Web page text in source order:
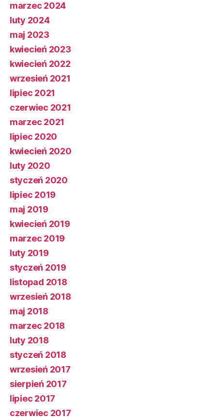
marzec 2024
luty 2024
maj 2023
kwiecień 2023
kwiecień 2022
wrzesień 2021
lipiec 2021
czerwiec 2021
marzec 2021
lipiec 2020
kwiecień 2020
luty 2020
styczeń 2020
lipiec 2019
maj 2019
kwiecień 2019
marzec 2019
luty 2019
styczeń 2019
listopad 2018
wrzesień 2018
maj 2018
marzec 2018
luty 2018
styczeń 2018
wrzesień 2017
sierpień 2017
lipiec 2017
czerwiec 2017